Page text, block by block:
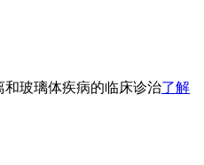
玻璃体疾病的临床诊治了解